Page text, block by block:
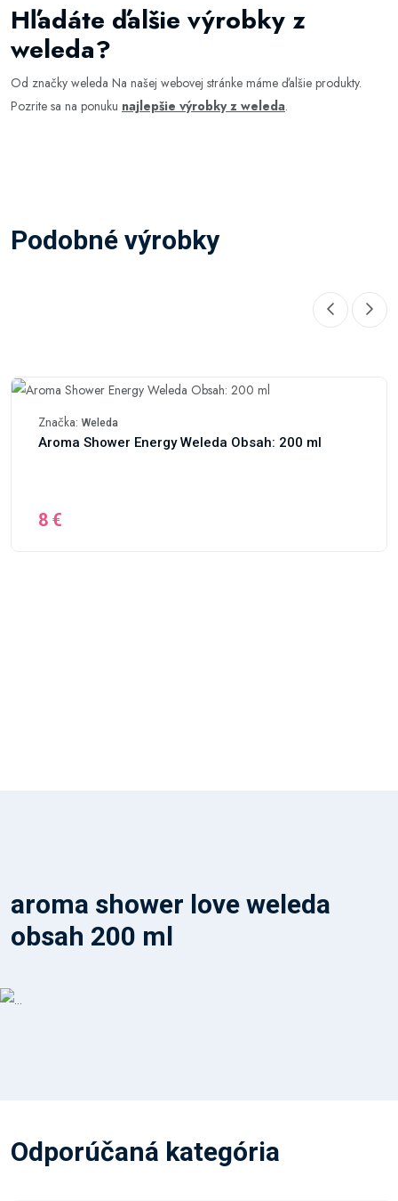
Hľadáte ďalšie výrobky z
weleda?
Od značky weleda Na našej webovej stránke máme ďalšie produkty.
Pozrite sa na ponuku najlepšie výrobky z weleda.
Podobné výrobky
Značka: Weleda
Aroma Shower Energy Weleda Obsah: 200 ml
8 €
aroma shower love weleda
obsah 200 ml
Odporúčaná kategória